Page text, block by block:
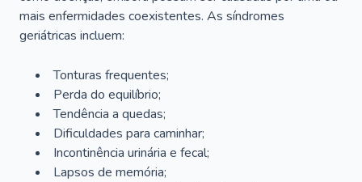
mais enfermidades coexistentes. As síndromes
geriátricas incluem:
Tonturas frequentes;
Perda do equilíbrio;
Tendência a quedas;
Dificuldades para caminhar;
Incontinência urinária e fecal;
Lapsos de memória;